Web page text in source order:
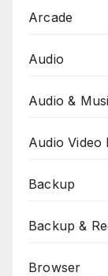
Arcade
Audio
Audio &
Audio Video
Backup
Backup &
Browser